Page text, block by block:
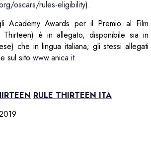
oscars/rules-eligibility).
Academy Awards per il Premio al Film
Thirteen) è in allegato, disponibile sia in
che in lingua italiana; gli stessi allegati
sul sito www.anica.it.
RULE THIRTEEN ITA
2019